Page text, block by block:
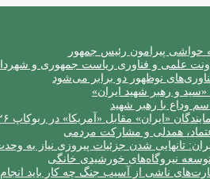
حواشی پیرامون رئیس جمهور
علمی و فناوری ریاست جمهوری و
نوظهور دو برابر می‌شود
«سید و رهبر شهید ایران»
وداع با رهبر شهید
همدلی و مشارکت مردمی
تانهایی شدن جزئیات پیروزی نیاز به
نیروگاه‌های خورشیدی خانگی
ناشی از آسیب جنگ چه کار باید انجام